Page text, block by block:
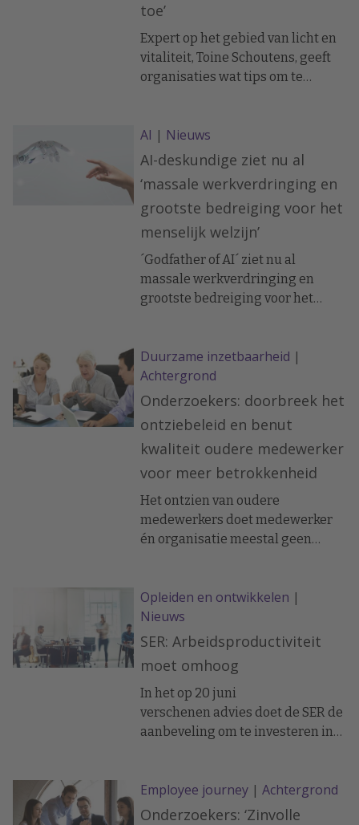
weg.
toe’
Expert op het gebied van licht en
vitaliteit, Toine Schoutens, geeft
organisaties wat tips om te
winterdip voorkomt.
AI | Nieuws
AI-deskundige ziet nu al
‘massale werkverdringing en
grootste bedreiging voor het
menselijk welzijn’
´Godfather of AI´ ziet nu al
massale werkverdringing en
grootste bedreiging voor het
Duurzame inzetbaarheid |
Achtergrond
Onderzoekers: doorbreek het
ontziebeleid en benut
kwaliteit oudere medewerker
voor meer betrokkenheid
Het ontzien van oudere
medewerkers doet medewerker
én organisatie meestal geen
kwaliteiten van ouderen te
benutten, concluderen
onderzoekers van Tilburg
Opleiden en ontwikkelen |
Nieuws
SER: Arbeidsproductiviteit
moet omhoog
In het op 20 juni
verschenen advies doet de SER de
aanbeveling om te investeren in
beroepsonderwijs, organiseren
van leven lang ontwikkelen,
Employee journey | Achtergrond
Onderzoekers: ‘Zinvolle